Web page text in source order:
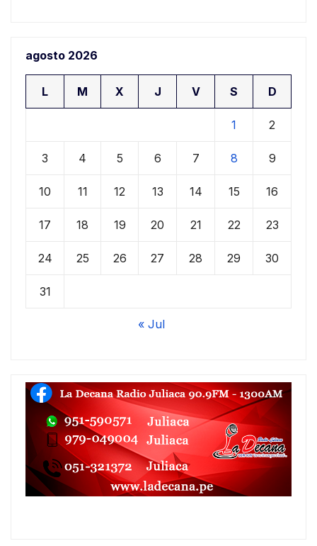
agosto 2026
L M X J V S D
1 2
3 4 5 6 7 8 9
10 11 12 13 14 15 16
17 18 19 20 21 22 23
24 25 26 27 28 29 30
31
« Jul